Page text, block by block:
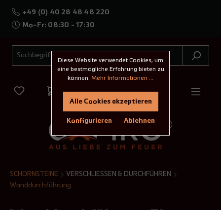
+49 (0) 40 28 48 48 220
Mo-Fr: 08:30 - 17:30
SCHORNSTEINE
VERSCHLIESSEN & DURCHFÜHREN
Wanddurchführung
Diese Website verwendet Cookies, um
eine bestmögliche Erfahrung bieten zu
können. Mehr Informationen ...
Ablehnen
Konfigurieren
Alle Cookies akzeptieren